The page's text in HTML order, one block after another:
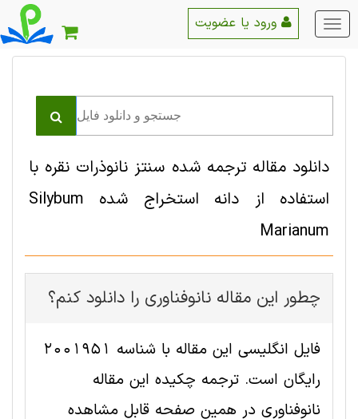
منو
اصلی
دانلود مقاله ترجمه شده سنتز نانوذرات نقره با
استفاده از دانه استخراج شده Silybum
Marianum
چطور این مقاله نانوفناوری را دانلود کنم؟
فایل انگلیسی این مقاله با شناسه 2001951
رایگان است. ترجمه چکیده این مقاله
نانوفناوری در همین صفحه قابل مشاهده